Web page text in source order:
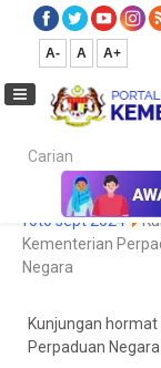
A- A A+
Carian...
Laman Utama
foto sept 2024
Kementerian
Negara
Kunjungan
Perpaduan